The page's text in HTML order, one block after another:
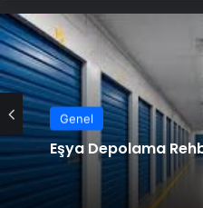
Genel
Eşya Depolama